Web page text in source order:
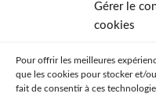
Gérer le
cookies
Pour offrir les meilleures
que les cookies pour stocker et/
fait de consentir à ces
50% SUR LE 2ÈME !!